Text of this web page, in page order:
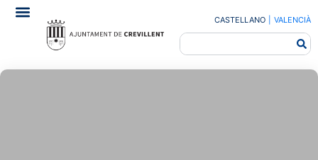
CASTELLANO VALENCIÀ